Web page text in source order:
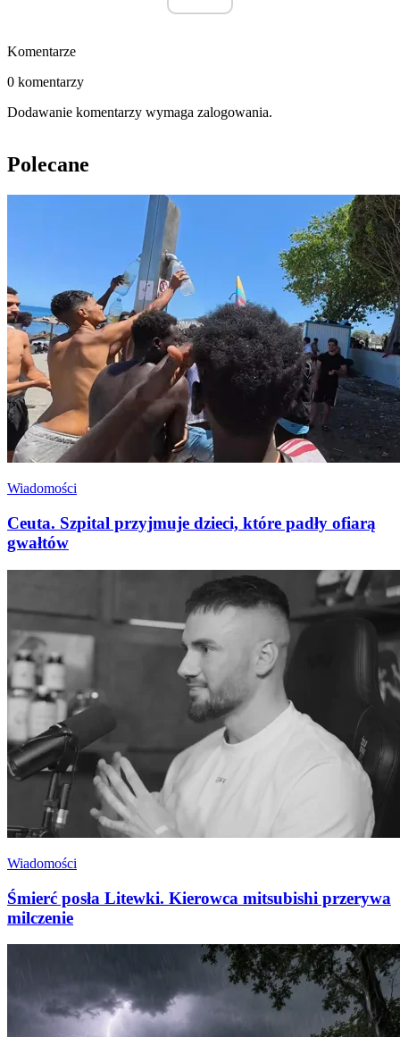
Komentarze
0 komentarzy
Dodawanie komentarzy wymaga zalogowania.
Polecane
Wiadomości
Ceuta. Szpital przyjmuje dzieci, które padły ofiarą
gwałtów
Wiadomości
Śmierć posła Litewki. Kierowca mitsubishi przerywa
milczenie